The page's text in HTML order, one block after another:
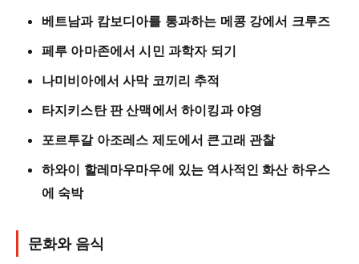
베트남과 캄보디아를 통과하는 메콩 강에서 크루즈
페루 아마존에서 시민 과학자 되기
나미비아에서 사막 코끼리 추적
타지키스탄 판 산맥에서 하이킹과 야영
포르투갈 아조레스 제도에서 큰고래 관찰
하와이 할레마우마우에 있는 역사적인 화산 하우스
에 숙박
문화와 음식